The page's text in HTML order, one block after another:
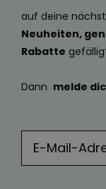
auf deine
Neuheiten,
Rabatte
Dann melde